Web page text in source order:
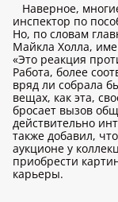
Наверное,
инспектор по
Но, по словам
Майкла Холла,
«Это реакция
Работа, более
вряд ли собрала
вещах, как эта,
бросает вызов
действительно
также добавил,
аукционе у
приобрести
карьеры.